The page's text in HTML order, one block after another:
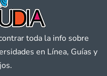
toda la info sobre
en Línea, Guías y